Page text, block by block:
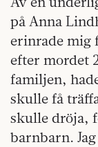
på Anna
erinrade mig
efter mordet
familjen,
skulle få
skulle dröja,
barnbarn.